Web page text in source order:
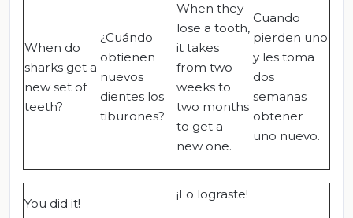
When do
sharks get a
new set of
teeth?
¿Cuándo
obtienen
nuevos
dientes los
tiburones?
When they
lose a tooth,
it takes
from two
weeks to
two months
to get a
new one.
Cuando
pierden uno
y les toma
dos
semanas
obtener
uno nuevo.
You did it!
¡Lo lograste!